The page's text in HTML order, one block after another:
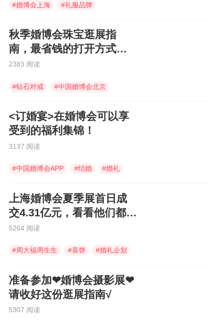
#婚博会上海 #礼服品牌
秋季婚博会珠宝逛展指
南，最省钱的打开方式在
这里，快查收！
2383 阅读
#钻石对戒 #中国婚博会北京
<订婚宴>在婚博会可以享
受到的福利集锦！
3137 阅读
#中国婚博会APP #结婚 #婚礼
上海婚博会夏季展首日成
交4.31亿元，看看他们都买
了些什么！
5264 阅读
#周大福周生生 #喜饼 #婚礼企划
准备参加❤婚博会摄影展❤
请收好这份逛展指南√
5307 阅读